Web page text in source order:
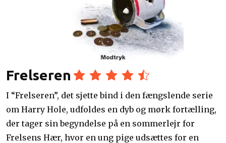
Frelseren
I “Frelseren”, det sjette bind i den fængslende serie
om Harry Hole, udfoldes en dyb og mørk fortælling,
der tager sin begyndelse på en sommerlejr for
Frelsens Hær, hvor en ung pige udsættes for en